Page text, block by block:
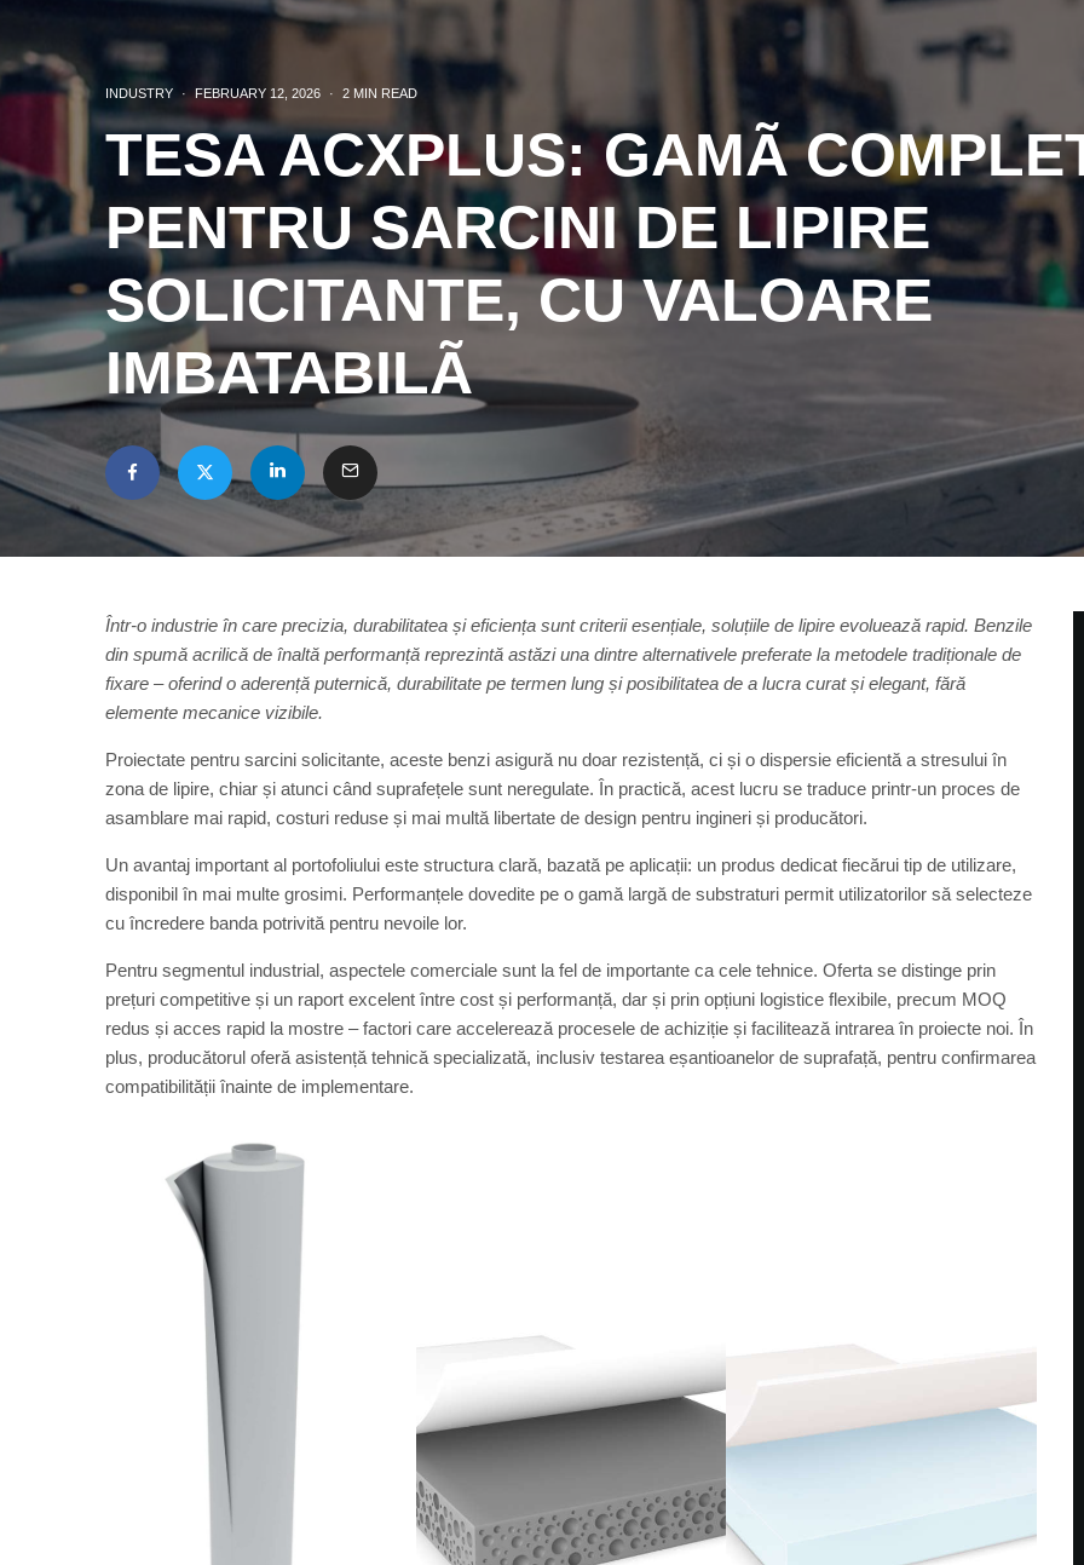
INDUSTRY · FEBRUARY 12, 2026 · 2 MIN READ
TESA ACXPLUS: GAMÃ
PENTRU SARCINI DE LIPIRE
SOLICITANTE, CU VALOARE
IMBATABILÃ
Într-o industrie în care precizia, durabilitatea și eficiența sunt criterii esențiale, soluțiile de lipire evoluează rapid. Benzile
din spumă acrilică de înaltă performanță reprezintă astăzi una dintre alternativele preferate la metodele tradiționale de
fixare – oferind o aderență puternică, durabilitate pe termen lung și posibilitatea de a lucra curat și elegant, fără
elemente mecanice vizibile.
Proiectate pentru sarcini solicitante, aceste benzi asigură nu doar rezistență, ci și o dispersie eficientă a stresului în
zona de lipire, chiar și atunci când suprafețele sunt neregulate. În practică, acest lucru se traduce printr-un proces de
asamblare mai rapid, costuri reduse și mai multă libertate de design pentru ingineri și producători.
Un avantaj important al portofoliului este structura clară, bazată pe aplicații: un produs dedicat fiecărui tip de utilizare,
disponibil în mai multe grosimi. Performanțele dovedite pe o gamă largă de substraturi permit utilizatorilor să selecteze
cu încredere banda potrivită pentru nevoile lor.
Pentru segmentul industrial, aspectele comerciale sunt la fel de importante ca cele tehnice. Oferta se distinge prin
prețuri competitive și un raport excelent între cost și performanță, dar și prin opțiuni logistice flexibile, precum MOQ
redus și acces rapid la mostre – factori care accelerează procesele de achiziție și facilitează intrarea în proiecte noi. În
plus, producătorul oferă asistență tehnică specializată, inclusiv testarea eșantioanelor de suprafață, pentru confirmarea
compatibilității înainte de implementare.